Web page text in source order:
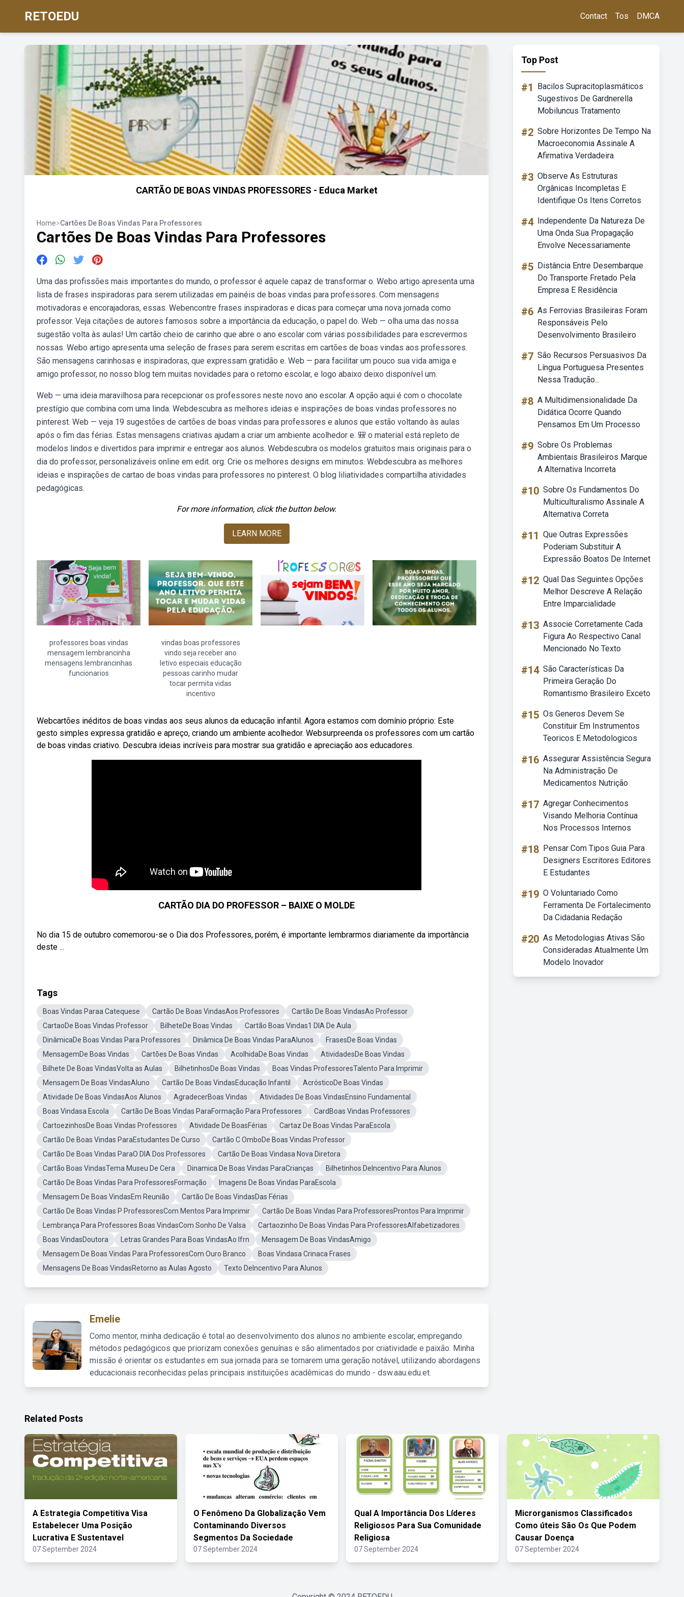
RETOEDU Contact Tos DMCA
CARTÃO DE BOAS VINDAS PROFESSORES - Educa Market
Home>Cartões De Boas Vindas Para Professores
Cartões De Boas Vindas Para Professores
Uma das profissões mais importantes do mundo, o professor é aquele capaz de transformar o. Webo artigo apresenta uma
lista de frases inspiradoras para serem utilizadas em painéis de boas vindas para professores. Com mensagens
motivadoras e encorajadoras, essas. Webencontre frases inspiradoras e dicas para começar uma nova jornada como
professor. Veja citações de autores famosos sobre a importância da educação, o papel do. Web — olha uma das nossa
sugestão volta às aulas! Um cartão cheio de carinho que abre o ano escolar com várias possibilidades para escrevermos
nossas. Webo artigo apresenta uma seleção de frases para serem escritas em cartões de boas vindas aos professores.
São mensagens carinhosas e inspiradoras, que expressam gratidão e. Web — para facilitar um pouco sua vida amiga e
amigo professor, no nosso blog tem muitas novidades para o retorno escolar, e logo abaixo deixo disponível um.
Web — uma ideia maravilhosa para recepcionar os professores neste novo ano escolar. A opção aqui é com o chocolate
prestígio que combina com uma linda. Webdescubra as melhores ideias e inspirações de boas vindas professores no
pinterest. Web — veja 19 sugestões de cartões de boas vindas para professores e alunos que estão voltando às aulas
após o fim das férias. Estas mensagens criativas ajudam a criar um ambiente acolhedor e. 🎒 o material está repleto de
modelos lindos e divertidos para imprimir e entregar aos alunos. Webdescubra os modelos gratuitos mais originais para o
dia do professor, personalizáveis online em edit. org. Crie os melhores designs em minutos. Webdescubra as melhores
ideias e inspirações de cartao de boas vindas para professores no pinterest. O blog liliatividades compartilha atividades
pedagógicas.
For more information, click the button below.
LEARN MORE
professores boas vindas
mensagem lembrancinha
mensagens lembrancinhas
funcionarios
vindas boas professores
vindo seja receber ano
letivo especiais educação
pessoas carinho mudar
tocar permita vidas
incentivo
Webcartões inéditos de boas vindas aos seus alunos da educação infantil. Agora estamos com domínio próprio: Este
gesto simples expressa gratidão e apreço, criando um ambiente acolhedor. Websurpreenda os professores com um cartão
de boas vindas criativo. Descubra ideias incríveis para mostrar sua gratidão e apreciação aos educadores.
CARTÃO DIA DO PROFESSOR – BAIXE O MOLDE
No dia 15 de outubro comemorou-se o Dia dos Professores, porém, é importante lembrarmos diariamente da importância
deste ...
Tags
Boas Vindas Paraa Catequese Cartão De Boas VindasAos Professores
Cartão De Boas VindasAo Professor
CartaoDe Boas Vindas Professor
BilheteDe Boas Vindas
Cartão Boas Vindas1 DIA De Aula
DinâmicaDe Boas Vindas Para Professores
Dinâmica De Boas Vindas ParaAlunos
FrasesDe Boas Vindas
MensagemDe Boas Vindas
Cartões De Boas Vindas AcolhidaDe Boas Vindas
AtividadesDe Boas Vindas
Bilhete De Boas VindasVolta as Aulas
BilhetinhosDe Boas Vindas
Boas Vindas ProfessoresTalento Para Imprimir
Mensagem De Boas VindasAluno
Cartão De Boas VindasEducação Infantil
AcrósticoDe Boas Vindas
Atividade De Boas VindasAos Alunos
AgradecerBoas Vindas
Atividades De Boas VindasEnsino Fundamental
Boas Vindasa Escola
Cartão De Boas Vindas ParaFormação Para Professores
CardBoas Vindas Professores
CartoezinhosDe Boas Vindas Professores
Atividade De BoasFérias
Cartaz De Boas Vindas ParaEscola
Cartão De Boas Vindas ParaEstudantes De Curso
Cartão C OmboDe Boas Vindas Professor
Cartão De Boas Vindas ParaO DIA Dos Professores
Cartão De Boas Vindasa Nova Diretora
Cartão Boas VindasTema Museu De Cera
Dinamica De Boas Vindas ParaCrianças
Bilhetinhos DeIncentivo Para Alunos
Cartão De Boas Vindas Para ProfessoresFormação
Imagens De Boas Vindas ParaEscola
Mensagem De Boas VindasEm Reunião
Cartão De Boas VindasDas Férias
Cartão De Boas Vindas P ProfessoresCom Mentos Para Imprimir
Cartão De Boas Vindas Para ProfessoresProntos Para Imprimir
Lembrança Para Professores Boas VindasCom Sonho De Valsa
Cartaozinho De Boas Vindas Para ProfessoresAlfabetizadores
Boas VindasDoutora
Letras Grandes Para Boas VindasAo Ifrn
Mensagem De Boas VindasAmigo
Mensagem De Boas Vindas Para ProfessoresCom Ouro Branco
Boas Vindasa Crinaca Frases
Mensagens De Boas VindasRetorno as Aulas Agosto
Texto DeIncentivo Para Alunos
Emelie
Como mentor, minha dedicação é total ao desenvolvimento dos alunos no ambiente escolar, empregando
métodos pedagógicos que priorizam conexões genuínas e são alimentados por criatividade e paixão. Minha
missão é orientar os estudantes em sua jornada para se tornarem uma geração notável, utilizando abordagens
educacionais reconhecidas pelas principais instituições acadêmicas do mundo - dsw.aau.edu.et.
Top Post
#1
Bacilos Supracitoplasmáticos
Sugestivos De Gardnerella
Mobiluncus Tratamento
#2 Sobre Horizontes De Tempo Na
Macroeconomia Assinale A
Afirmativa Verdadeira
#3 Observe As Estruturas
Orgânicas Incompletas E
Identifique Os Itens Corretos
#4 Independente Da Natureza De
Uma Onda Sua Propagação
Envolve Necessariamente
#5 Distância Entre Desembarque
Do Transporte Fretado Pela
Empresa E Residência
#6 As Ferrovias Brasileiras Foram
Responsáveis Pelo
Desenvolvimento Brasileiro
#7 São Recursos Persuasivos Da
Língua Portuguesa Presentes
Nessa Tradução...
#8 A Multidimensionalidade Da
Didática Ocorre Quando
Pensamos Em Um Processo
#9 Sobre Os Problemas
Ambientais Brasileiros Marque
A Alternativa Incorreta
#10 Sobre Os Fundamentos Do
Multiculturalismo Assinale A
Alternativa Correta
#11 Que Outras Expressões
Poderiam Substituir A
Expressão Boatos De Internet
#12 Qual Das Seguintes Opções
Melhor Descreve A Relação
Entre Imparcialidade
#13 Associe Corretamente Cada
Figura Ao Respectivo Canal
Mencionado No Texto
#14 São Características Da
Primeira Geração Do
Romantismo Brasileiro Exceto
#15 Os Generos Devem Se
Constituir Em Instrumentos
Teoricos E Metodologicos
#16 Assegurar Assistência Segura
Na Administração De
Medicamentos Nutrição
#17 Agregar Conhecimentos
Visando Melhoria Contínua
Nos Processos Internos
#18 Pensar Com Tipos Guia Para
Designers Escritores Editores
E Estudantes
#19 O Voluntariado Como
Ferramenta De Fortalecimento
Da Cidadania Redação
#20 As Metodologias Ativas São
Consideradas Atualmente Um
Modelo Inovador
Related Posts
A Estrategia Competitiva Visa
Estabelecer Uma Posição
Lucrativa E Sustentavel
07 September 2024
O Fenômeno Da Globalização Vem
Contaminando Diversos
Segmentos Da Sociedade
07 September 2024
Qual A Importância Dos Líderes
Religiosos Para Sua Comunidade
Religiosa
07 September 2024
Microrganismos Classificados
Como úteis São Os Que Podem
Causar Doença
07 September 2024